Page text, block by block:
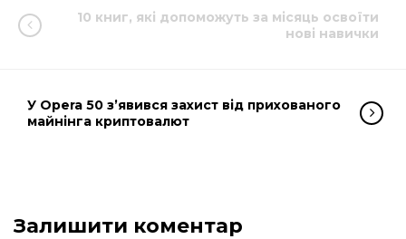
10 книг, які допоможуть за місяць освоїти
нові навички
У Opera 50 з’явився захист від прихованого
майнінга криптовалют
Залишити коментар